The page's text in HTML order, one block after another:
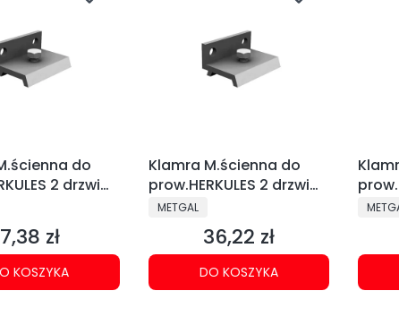
do
2 drzwi
047)
Cena
7,38 zł
KOSZYKA
Klamra M.ścienna do
prow.HERKULES 2 drzwi
25mm (kpl-5szt) 219-
PRODUCENT
METGAL
Cena
36,22 zł
DO KOSZYKA